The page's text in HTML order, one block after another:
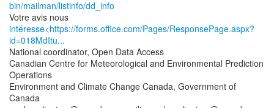
bin/mailman/listinfo/dd_info
intéresse<https://forms.office.com/Pages/ResponsePage.aspx?
id=018MdItu...
National coordinator, Open Data Access
Canadian Centre for Meteorological and Environmental Prediction
Operations
Environment and Climate Change Canada, Government of
Canada